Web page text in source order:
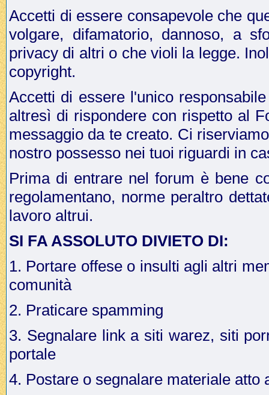
Accetti di essere consapevole che
volgare, difamatorio, dannoso, a
privacy di altri o che violi la legge.
copyright.
Accetti di essere l'unico
altresì di rispondere con rispetto al
messaggio da te creato. Ci
nostro possesso nei tuoi riguardi in
Prima di entrare nel forum è bene
regolamentano, norme peraltro
lavoro altrui.
SI FA ASSOLUTO DIVIETO DI:
1. Portare offese o insulti agli altri
comunità
2. Praticare spamming
3. Segnalare link a siti warez, siti
portale
4. Postare o segnalare materiale